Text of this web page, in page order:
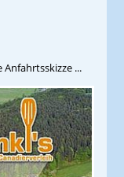
...